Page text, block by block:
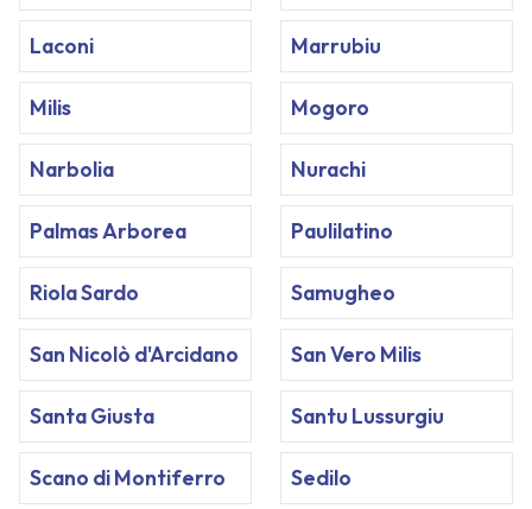
Laconi Marrubiu
Milis Mogoro
Narbolia Nurachi
Palmas Arborea Paulilatino
Riola Sardo Samugheo
San Nicolò d'Arcidano San Vero Milis
Santa Giusta Santu Lussurgiu
Scano di Montiferro Sedilo